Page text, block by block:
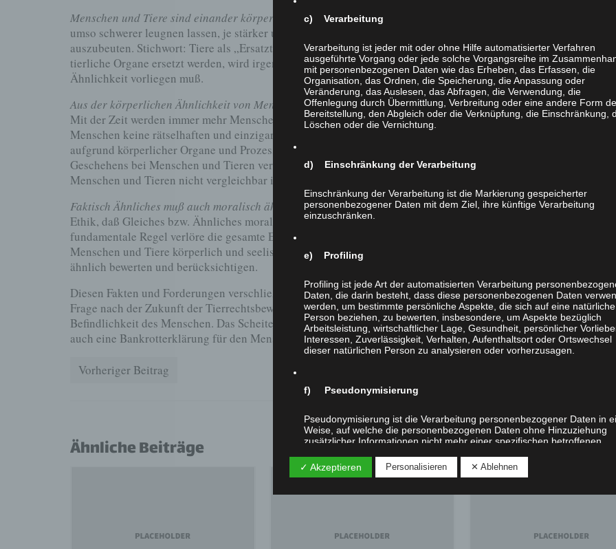
Menschen und Tiere sind einander körperlich ähnlich. Diese physische Ähnlichkeit von Menschen und Tieren
umso schwerer leugnen lassen, je stärker und unverschämter sie dazu benutzt wird, um Tiere für menschliche
auszubeuten. Stichwort: Tiere als „Ersatzteillager“ für den Menschen. Wenn menschliche Organe routinemäßig
tierliche Organe ersetzt werden, wird irgendwann auch dem letzten Hohlkopf dämmern, daß da wohl eine
Ähnlichkeit vorliegen muß.
Aus der körperlichen Ähnlichkeit von Menschen und Tieren folgt eine seelische Ähnlichkeit von Menschen und
Mit der Zeit werden immer mehr Menschen erkennen, daß die psychischen Eigenschaften und Fähigkeiten des
Menschen keine rätselhaften und einzigartigen Gaben des Himmels sind, sondern daß geistiges Leben und
aufgrund körperlicher Organe und Prozesse funktioniert. Und wenn diese physischen Grundlagen psychischen
Geschehens bei Menschen und Tieren vergleichbar sind, dann ist es absurd anzunehmen, daß das Seelenleben
Menschen und Tieren nicht vergleichbar ist.
Faktisch Ähnliches muß auch moralisch ähnlich bewertet werden. Es gehört zu den elementarsten Grundsätzen der
Ethik, daß Gleiches bzw. Ähnliches moralisch gleich bzw. ähnlich bewertet und berücksichtigt werden muß. Ohne
fundamentale Regel verlöre die gesamte Ethik ihre Grundlage, Glaubwürdigkeit und Anwendbarkeit. Wenn also
Menschen und Tiere körperlich und seelisch ähnlich sind, dann müssen wir Menschen und Tiere auch moralisch
ähnlich bewerten und berücksichtigen.
Diesen Fakten und Forderungen verschließen kann sich nur, wer nicht denken kann oder nicht moralisch sein
Frage nach der Zukunft der Tierrechtsbewegung ist daher auch eine Frage nach der intellektuellen und
Befindlichkeit des Menschen. Das Scheitern der Tierrechtsbewegung wäre nicht nur ein Schaden für die Tiere,
auch eine Bankrotterklärung für den Menschen.
Vorheriger Beitrag
Ähnliche Beiträge
c) Verarbeitung
Verarbeitung ist jeder mit oder ohne Hilfe automatisierter Verfahren
ausgeführte Vorgang oder jede solche Vorgangsreihe im
mit personenbezogenen Daten wie das Erheben, das Erfassen, die
Organisation, das Ordnen, die Speicherung, die Anpassung oder
Veränderung, das Auslesen, das Abfragen, die Verwendung, die
Offenlegung durch Übermittlung, Verbreitung oder eine andere Form
Bereitstellung, den Abgleich oder die Verknüpfung, die Einschränkung,
Löschen oder die Vernichtung.
d) Einschränkung der Verarbeitung
Einschränkung der Verarbeitung ist die Markierung gespeicherter
personenbezogener Daten mit dem Ziel, ihre künftige Verarbeitung
einzuschränken.
e) Profiling
Profiling ist jede Art der automatisierten Verarbeitung
Daten, die darin besteht, dass diese personenbezogenen Daten
werden, um bestimmte persönliche Aspekte, die sich auf eine natürliche
Person beziehen, zu bewerten, insbesondere, um Aspekte bezüglich
Arbeitsleistung, wirtschaftlicher Lage, Gesundheit, persönlicher
Interessen, Zuverlässigkeit, Verhalten, Aufenthaltsort oder Ortswechsel
dieser natürlichen Person zu analysieren oder vorherzusagen.
f) Pseudonymisierung
Pseudonymisierung ist die Verarbeitung personenbezogener Daten in
Weise, auf welche die personenbezogenen Daten ohne Hinzuziehung
zusätzlicher Informationen nicht mehr einer spezifischen betroffenen
Informationen gesondert aufbewahrt werden und technischen und
organisatorischen Maßnahmen unterliegen, die gewährleisten, dass die
natürlichen Person zugewiesen werden.
g) Verantwortlicher oder für die Verarbeitung Verantwortlicher
✓ Akzeptieren Personalisieren ✕ Ablehnen